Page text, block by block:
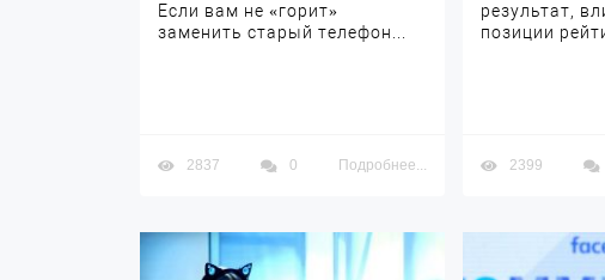
Если вам не «горит»
заменить старый телефон...
2837 0 Подробнее...
результат,
позиции
2399